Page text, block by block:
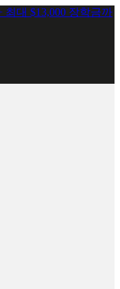
대 $13,000 장학금까